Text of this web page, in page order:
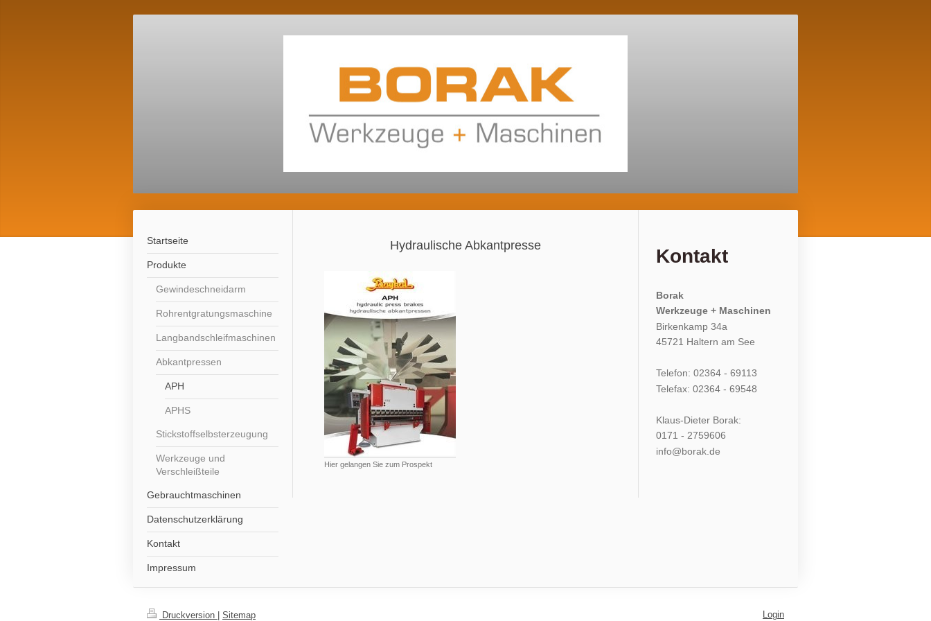
Startseite
Produkte
Gewindeschneidarm
Rohrentgratungsmaschine
Langbandschleifmaschinen
Abkantpressen
APH
APHS
Stickstoffselbsterzeugung
Werkzeuge und
Verschleißteile
Gebrauchtmaschinen
Datenschutzerklärung
Kontakt
Impressum
Hydraulische Abkantpresse
Hier gelangen Sie zum Prospekt
Kontakt
Borak
Werkzeuge + Maschinen
Birkenkamp 34a
45721 Haltern am See
Telefon: 02364 - 69113
Telefax: 02364 - 69548
Klaus-Dieter Borak:
0171 - 2759606
info@borak.de
Druckversion Sitemap Login